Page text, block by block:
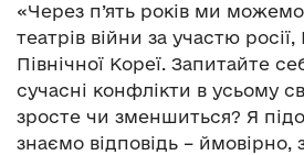
«Через п’ять років ми
театрів війни за участю
Північної Кореї. Запитайте
сучасні конфлікти в усьому
зросте чи зменшиться? Я
знаємо відповідь – ймовірно,